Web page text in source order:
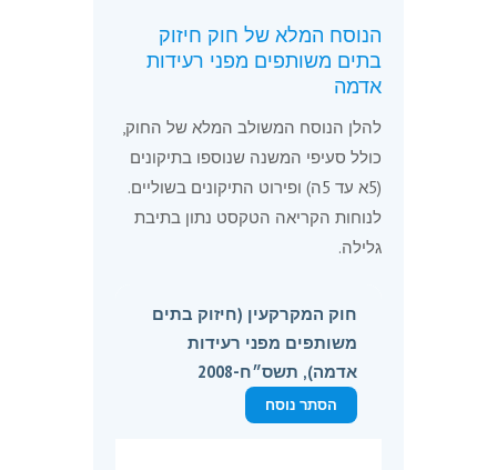
הנוסח המלא של חוק חיזוק
בתים משותפים מפני רעידות
אדמה
להלן הנוסח המשולב המלא של החוק,
כולל סעיפי המשנה שנוספו בתיקונים
(5א עד 5ה) ופירוט התיקונים בשוליים.
לנוחות הקריאה הטקסט נתון בתיבת
גלילה.
חוק המקרקעין (חיזוק בתים
משותפים מפני רעידות
אדמה), תשס״ח-2008
הסתר נוסח